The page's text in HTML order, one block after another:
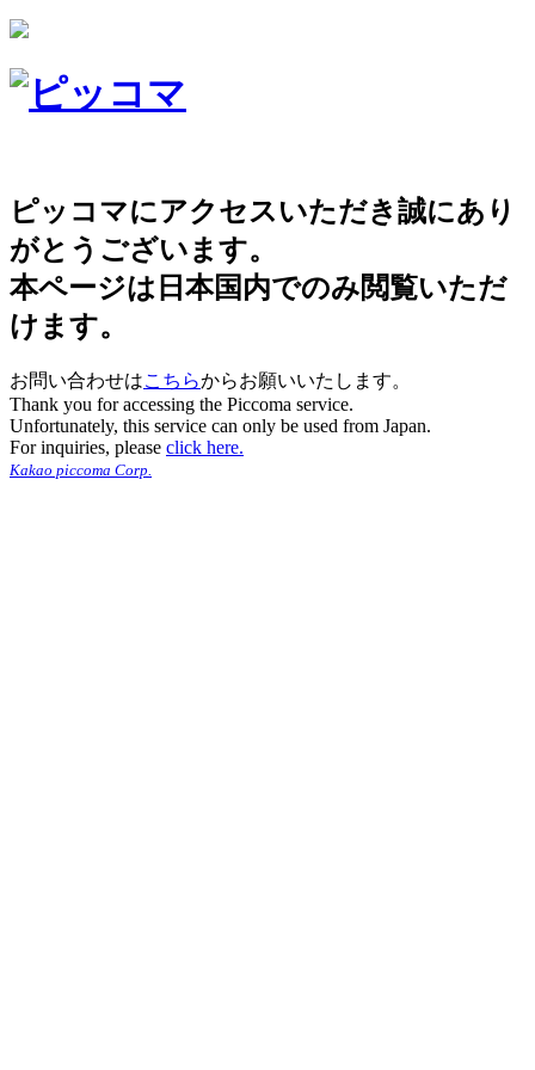
ピッコマにアクセスいただき誠にあり
がとうございます。
本ページは日本国内でのみ閲覧いただ
けます。
お問い合わせはこちらからお願いいたします。
Thank you for accessing the Piccoma service.
Unfortunately, this service can only be used from Japan.
For inquiries, please click here.
Kakao piccoma Corp.